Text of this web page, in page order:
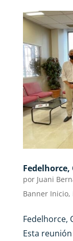
Fedelhorce,
por Juani
Banner Inicio,
Fedelhorce,
Esta